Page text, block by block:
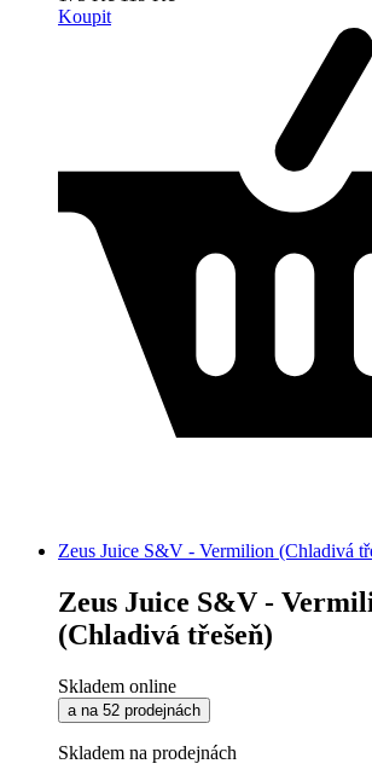
Koupit
Zeus Juice S&V - Vermilion (Chladivá
Zeus Juice S&V -
(Chladivá třešeň)
Skladem online
a na 52 prodejnách
Skladem na prodejnách